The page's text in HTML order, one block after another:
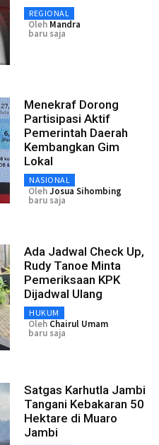
REGIONAL
Oleh Mandra
baru saja
Menekraf Dorong
Partisipasi Aktif
Pemerintah Daerah
Kembangkan Gim
Lokal
NASIONAL
OlehJosua Sihombing
baru saja
Ada Jadwal Check Up,
Rudy Tanoe Minta
Pemeriksaan KPK
Dijadwal Ulang
HUKUM
Oleh Chairul Umam
baru saja
Satgas Karhutla Jambi
Tangani Kebakaran 50
Hektare di Muaro
Jambi